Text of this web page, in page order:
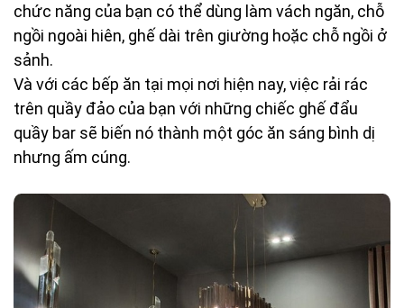
chức năng của bạn có thể dùng làm vách ngăn, chỗ
ngồi ngoài hiên, ghế dài trên giường hoặc chỗ ngồi ở
sảnh.
Và với các bếp ăn tại mọi nơi hiện nay, việc rải rác
trên quầy đảo của bạn với những chiếc ghế đẩu
quầy bar sẽ biến nó thành một góc ăn sáng bình dị
nhưng ấm cúng.